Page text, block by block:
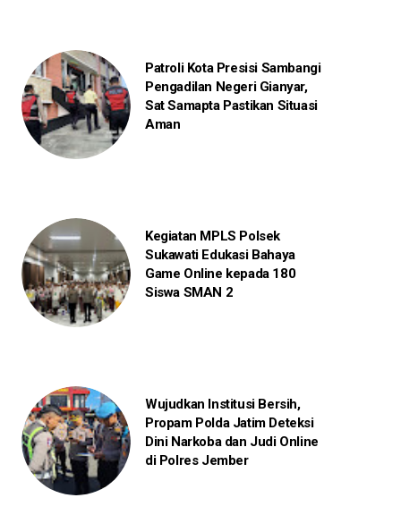
Patroli Kota Presisi Sambangi
Pengadilan Negeri Gianyar,
Sat Samapta Pastikan Situasi
Aman
Kegiatan MPLS Polsek
Sukawati Edukasi Bahaya
Game Online kepada 180
Siswa SMAN 2
Wujudkan Institusi Bersih,
Propam Polda Jatim Deteksi
Dini Narkoba dan Judi Online
di Polres Jember